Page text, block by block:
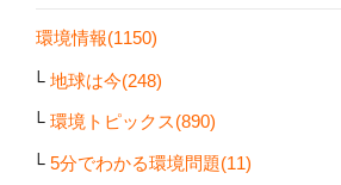
環境情報(1150)
地球は今(248)
環境トピックス(890)
5分でわかる環境問題(11)